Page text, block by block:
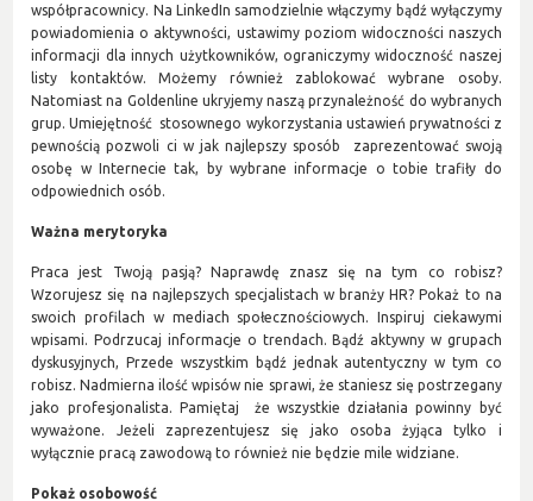
współpracownicy. Na LinkedIn samodzielnie włączymy bądź wyłączymy
powiadomienia o aktywności, ustawimy poziom widoczności naszych
informacji dla innych użytkowników, ograniczymy widoczność naszej
listy kontaktów. Możemy również zablokować wybrane osoby.
Natomiast na Goldenline ukryjemy naszą przynależność do wybranych
grup. Umiejętność stosownego wykorzystania ustawień prywatności z
pewnością pozwoli ci w jak najlepszy sposób zaprezentować swoją
osobę w Internecie tak, by wybrane informacje o tobie trafiły do
odpowiednich osób.
Ważna merytoryka
Praca jest Twoją pasją? Naprawdę znasz się na tym co robisz?
Wzorujesz się na najlepszych specjalistach w branży HR? Pokaż to na
swoich profilach w mediach społecznościowych. Inspiruj ciekawymi
wpisami. Podrzucaj informacje o trendach. Bądź aktywny w grupach
dyskusyjnych, Przede wszystkim bądź jednak autentyczny w tym co
robisz. Nadmierna ilość wpisów nie sprawi, że staniesz się postrzegany
jako profesjonalista. Pamiętaj że wszystkie działania powinny być
wyważone. Jeżeli zaprezentujesz się jako osoba żyjąca tylko i
wyłącznie pracą zawodową to również nie będzie mile widziane.
Pokaż osobowość